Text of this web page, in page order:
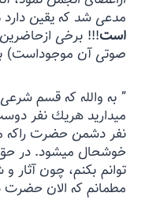
مدعى شد كه يقین دارد
است!!! برخى
صوتى آن موجوداست)
” به والله كه قسم
میداريد هريك نفر
نفر دشمن حضرت راكه
خوشحال میشود. در حق
توانم بكنم، چون
مطمانم كه الان